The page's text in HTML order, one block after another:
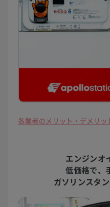
各業者のメリット・デメリッ
エンジンオ
低価格で、
ガソリンスタ